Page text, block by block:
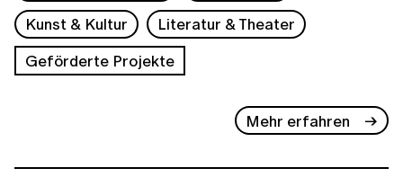
Kunst & Kultur
Literatur & Theater
Geförderte Projekte
Mehr erfahren